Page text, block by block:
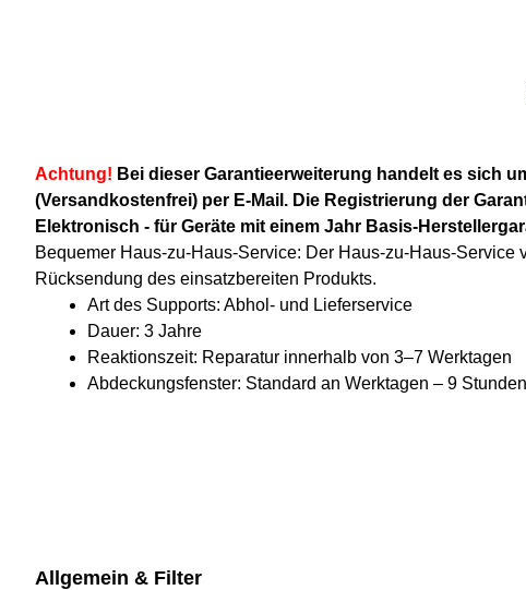
Achtung! Bei dieser Garantieerweiterung handelt es sich
(Versandkostenfrei) per E-Mail. Die Registrierung der
Elektronisch - für Geräte mit einem Jahr Basis-
Bequemer Haus-zu-Haus-Service: Der Haus-zu-Haus-
Rücksendung des einsatzbereiten Produkts.
Art des Supports: Abhol- und Lieferservice
Dauer: 3 Jahre
Reaktionszeit: Reparatur innerhalb von 3–7 Werktagen
Abdeckungsfenster: Standard an Werktagen – 9 Stunden
Allgemein & Filter